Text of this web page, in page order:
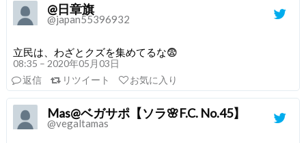
@日章旗
@japan55396932
立民は、わざとクズを集めてるな😨
08:35 – 2020年05月03日
返信
リツイート お気に入り
Mas@ベガサポ【ソラ🌸F.C. No.45】
@vegaltamas